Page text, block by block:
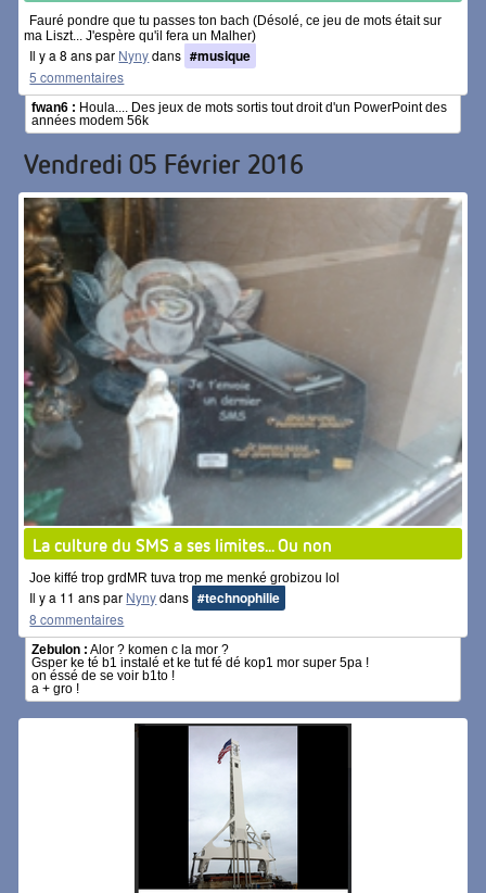
Fauré pondre que tu passes ton bach (Désolé, ce jeu de mots était sur
ma Liszt... J'espère qu'il fera un Malher)
Il y a 8 ans par Nynydans #musique
5 commentaires
fwan6 : Houla.... Des jeux de mots sortis tout droit d'un PowerPoint des
années modem 56k
Vendredi 05 Février 2016
La culture du SMS a ses limites... Ou non
Joe kiffé trop grdMR tuva trop me menké grobizou lol
Il y a 11 ans par Nynydans #technophilie
8 commentaires
Zebulon : Alor ? komen c la mor ?
Gsper ke té b1 instalé et ke tut fé dé kop1 mor super 5pa !
on éssé de se voir b1to !
a + gro !